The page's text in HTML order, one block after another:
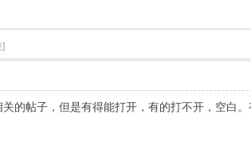
]
的帖子，但是有得能打开，有的打不开，空白。